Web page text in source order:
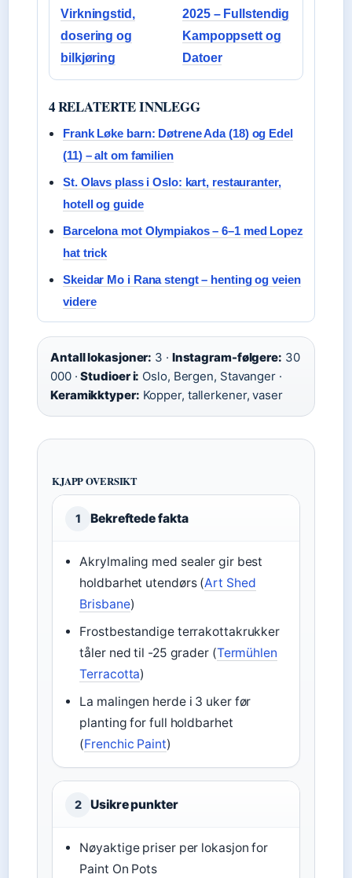
Virkningstid,
dosering og
bilkjøring
2025 – Fullstendig
Kampoppsett og
Datoer
4 RELATERTE INNLEGG
Frank Løke barn: Døtrene Ada (18) og Edel
(11) – alt om familien
St. Olavs plass i Oslo: kart, restauranter,
hotell og guide
Barcelona mot Olympiakos – 6–1 med Lopez
hat trick
Skeidar Mo i Rana stengt – henting og veien
videre
Antall lokasjoner: 3 · Instagram-følgere: 30
000 ·Studioer i: Oslo, Bergen, Stavanger ·
Keramikktyper: Kopper, tallerkener, vaser
KJAPP OVERSIKT
1 Bekreftede fakta
Akrylmaling med sealer gir best
holdbarhet utendørs (Art Shed
Brisbane)
Frostbestandige terrakottakrukker
tåler ned til -25 grader (Termühlen
Terracotta)
La malingen herde i 3 uker før
planting for full holdbarhet
(Frenchic Paint)
2 Usikre punkter
Nøyaktige priser per lokasjon for
Paint On Pots